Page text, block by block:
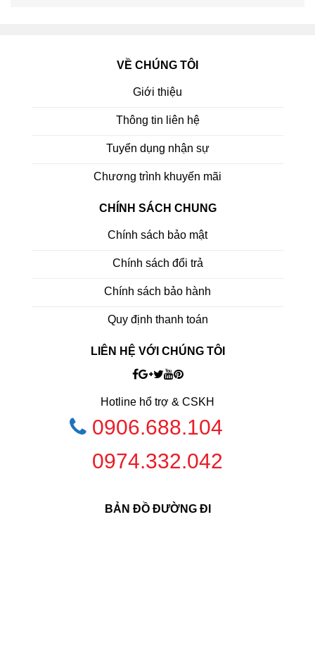
VỀ CHÚNG TÔI
Giới thiệu
Thông tin liên hệ
Tuyển dụng nhận sự
Chương trình khuyến mãi
CHÍNH SÁCH CHUNG
Chính sách bảo mật
Chính sách đổi trả
Chính sách bảo hành
Quy định thanh toán
LIÊN HỆ VỚI CHÚNG TÔI
Hotline hổ trợ & CSKH
0906.688.104
0974.332.042
BẢN ĐỒ ĐƯỜNG ĐI